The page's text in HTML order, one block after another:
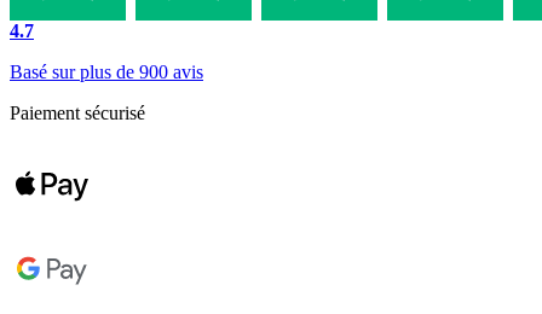
4.7
Basé sur plus de 900 avis
Paiement sécurisé